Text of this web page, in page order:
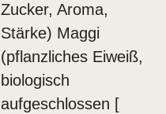
Zucker, Aroma,
Stärke) Maggi
(pflanzliches Eiweiß,
biologisch
aufgeschlossen [